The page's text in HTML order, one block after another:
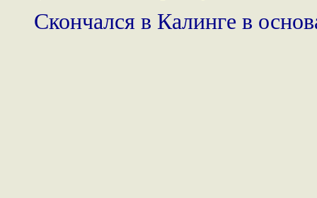
Cкончался в Калинге в